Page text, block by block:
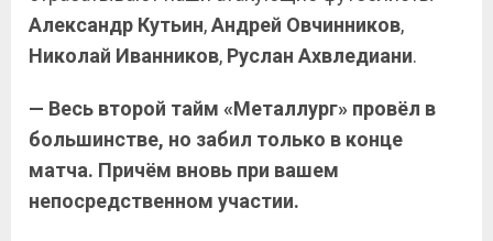
Александр Кутьин,Андрей Овчинников,
Николай Иванников, Руслан Ахвледиани.
— Весь второй тайм «Металлург» провёл в
большинстве, но забил только в конце
матча. Причём вновь при вашем
непосредственном участии.